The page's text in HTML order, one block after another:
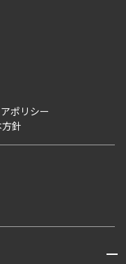
扱い物件入居申込
ポリシー
針
開閉